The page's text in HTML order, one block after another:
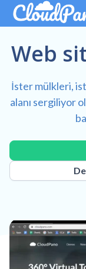
Web
İster mülkleri,
alanı sergiliyor